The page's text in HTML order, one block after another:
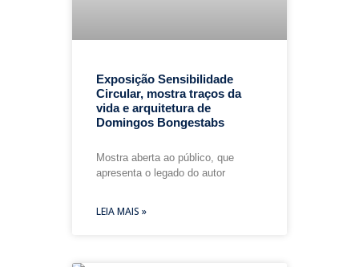
Exposição Sensibilidade
Circular, mostra traços da
vida e arquitetura de
Domingos Bongestabs
Mostra aberta ao público, que
apresenta o legado do autor
LEIA MAIS »